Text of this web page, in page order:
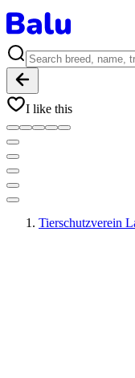
I like this
Tierschutzverein